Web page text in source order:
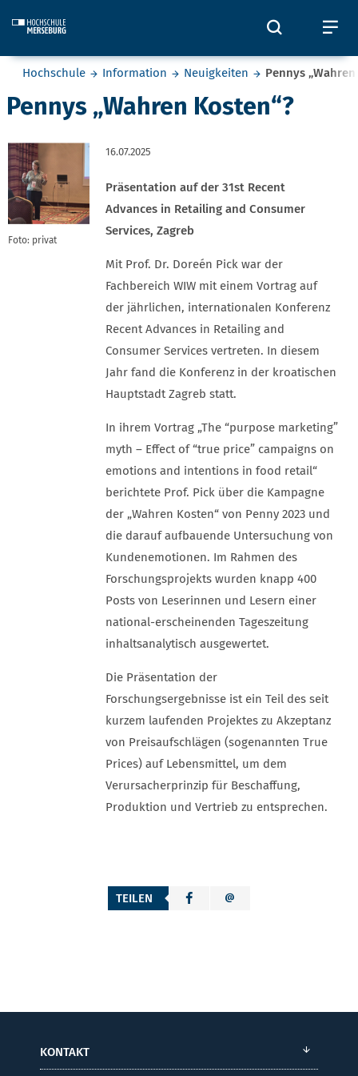
Öffnet
Sie befinden sich hier:
Hochschule Information Neuigkeiten Pennys
Pennys „Wahren Kosten“?
Foto: privat
16.07.2025
Präsentation auf der 31st Recent
Advances in Retailing and Consumer
Services, Zagreb
Mit Prof. Dr. Doreén Pick war der
Fachbereich WIW mit einem Vortrag auf
der jährlichen, internationalen Konferenz
Recent Advances in Retailing and
Consumer Services vertreten. In diesem
Jahr fand die Konferenz in der kroatischen
Hauptstadt Zagreb statt.
In ihrem Vortrag „The “purpose marketing”
myth – Effect of “true price” campaigns on
emotions and intentions in food retail“
berichtete Prof. Pick über die Kampagne
der „Wahren Kosten“ von Penny 2023 und
die darauf aufbauende Untersuchung von
Kundenemotionen. Im Rahmen des
Forschungsprojekts wurden knapp 400
Posts von Leserinnen und Lesern einer
national-erscheinenden Tageszeitung
inhaltsanalytisch ausgewertet.
Die Präsentation der
Forschungsergebnisse ist ein Teil des seit
kurzem laufenden Projektes zu Akzeptanz
von Preisaufschlägen (sogenannten True
Prices) auf Lebensmittel, um dem
Verursacherprinzip für Beschaffung,
Produktion und Vertrieb zu entsprechen.
TEILEN
KONTAKT